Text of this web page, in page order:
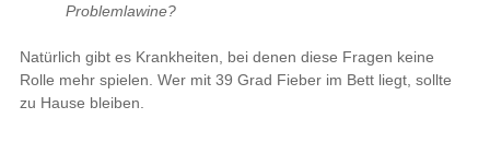
Problemlawine?
Natürlich gibt es Krankheiten, bei denen diese Fragen keine
Rolle mehr spielen. Wer mit 39 Grad Fieber im Bett liegt, sollte
zu Hause bleiben.